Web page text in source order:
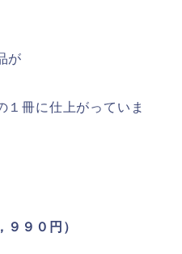
が
１冊に仕上がっていま
９９０円）